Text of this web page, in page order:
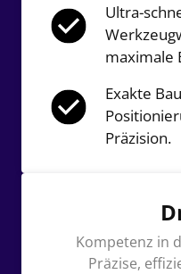
Ultra-
maximale
Exakte
Präzision.
Kompetenz in
Präzise,